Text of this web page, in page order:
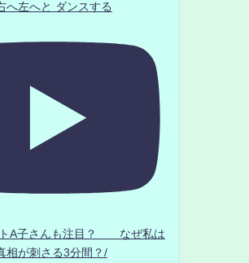
左へと ダンスする
トA子さんも注目？ なぜ私は
相が刺さる3分間？/